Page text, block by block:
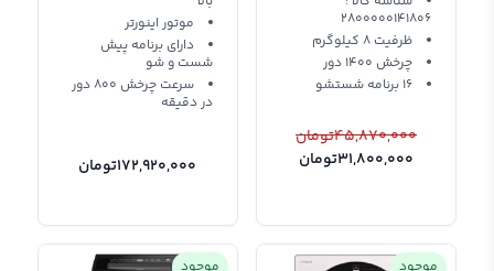
2800000141806
ظرفیت 8 کیلوگرم
چرخش 1400 دور
16 برنامه شستشو
31,800,000تومان
45,870,000تومان
موتور اینورتر
دارای برنامه پیش
شست و شو
سرعت چرخش 800 دور
در دقیقه
172,920,000تومان